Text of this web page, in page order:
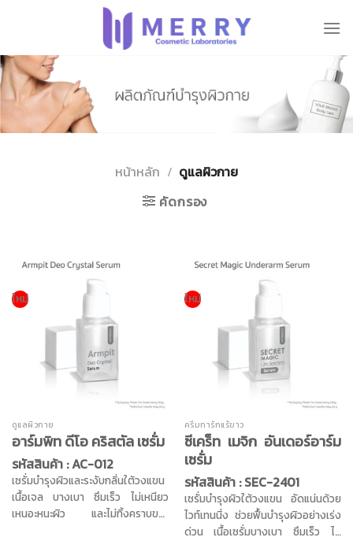
เนื้อหา
หน้าหลัก / ดูแลผิวกาย
คัดกรอง
ใหม่
ดูแลผิวกาย
อาร์มพิท ดีโอ คริสตัล เซรั่ม
รหัสสินค้า : AC-012
เซรั่มบำรุงผิวและระงับกลิ่นใต้วงแขน
เนื้อเจล บางเบา ซึมเร็ว ไม่เหนียว
เหนอะหนะผิว และไม่ทิ้งคราบขาว
ใหม่
ครีมทารักแร้ขาว
ซีเคร็ท เมจิก อันเดอร์อาร์ม
เซรั่ม
รหัสสินค้า : SEC-2401
เซรั่มบำรุงผิวใต้วงแขน อัดแน่นด้วย
ไวท์เทนนิ่ง ช่วยฟื้นบำรุงผิวอย่างเร่ง
ด่วน เนื้อเซรั่มบางเบา ซึมเร็ว ไม่